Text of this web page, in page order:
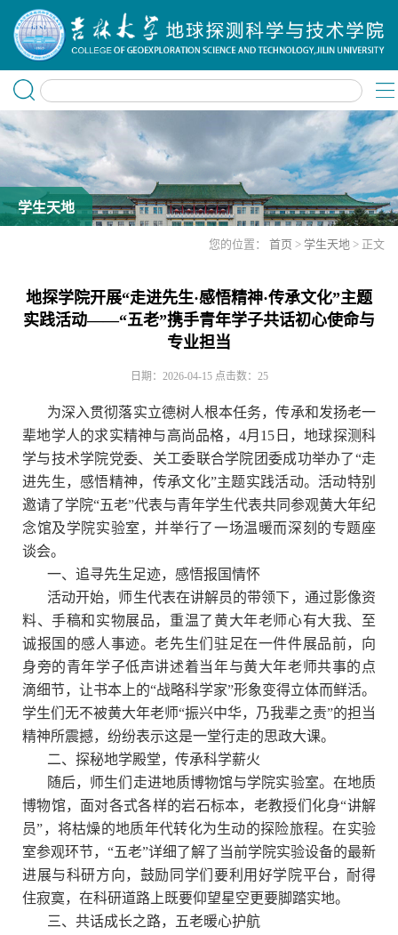
学生天地
您的位置： 首页 > 学生天地 > 正文
地探学院开展“走进先生·感悟精神·传承文化”主题
实践活动——“五老”携手青年学子共话初心使命与
专业担当
日期：2026-04-15 点击数： 25
为深入贯彻落实立德树人根本任务，传承和发扬老一
辈地学人的求实精神与高尚品格， 4月 15 日，地球探测科
学与技术学院党委、关工委联合学院团委成功举办了“走
进先生，感悟精神，传承文化”主题实践活动。活动特别
邀请了学院“五老”代表与青年学生代表共同参观黄大年纪
念馆及学院实验室，并举行了一场温暖而深刻的专题座
谈会。
一、追寻先生足迹，感悟报国情怀
活动开始，师生代表在讲解员的带领下，通过影像资
料、手稿和实物展品，重温了黄大年老师心有大我、至
诚报国的感人事迹。老先生们驻足在一件件展品前，向
身旁的青年学子低声讲述着当年与黄大年老师共事的点
滴细节，让书本上的“战略科学家”形象变得立体而鲜活。
学生们无不被黄大年老师“振兴中华，乃我辈之责”的担当
精神所震撼，纷纷表示这是一堂行走的思政大课。
二、探秘地学殿堂，传承科学薪火
随后，师生们走进地质博物馆与学院实验室。在地质
博物馆，面对各式各样的岩石标本，老教授们化身“讲解
员”，将枯燥的地质年代转化为生动的探险旅程。在实验
室参观环节，“五老”详细了解了当前学院实验设备的最新
进展与科研方向，鼓励同学们要利用好学院平台，耐得
住寂寞，在科研道路上既要仰望星空更要脚踏实地。
三、共话成长之路，五老暖心护航